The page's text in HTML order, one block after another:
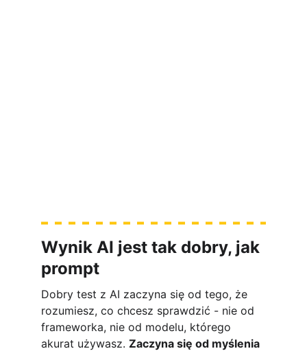
Wynik AI jest tak dobry, jak
prompt
Dobry test z AI zaczyna się od tego, że
rozumiesz, co chcesz sprawdzić - nie od
frameworka, nie od modelu, którego
akurat używasz. Zaczyna się od myślenia